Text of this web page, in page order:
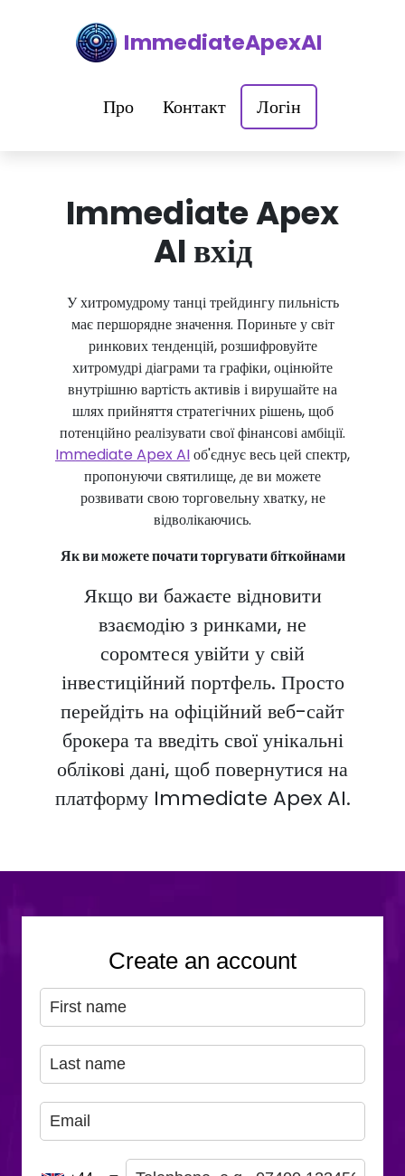
ImmediateApexAI
Про Контакт Логін
Immediate Apex
AI вхід
У хитромудрому танці трейдингу пильність
має першорядне значення. Пориньте у світ
ринкових тенденцій, розшифровуйте
хитромудрі діаграми та графіки, оцінюйте
внутрішню вартість активів і вирушайте на
шлях прийняття стратегічних рішень, щоб
потенційно реалізувати свої фінансові амбіції.
Immediate Apex AIоб'єднує весь цей спектр,
пропонуючи святилище, де ви можете
розвивати свою торговельну хватку, не
відволікаючись.
Як ви можете почати торгувати біткойнами
Якщо ви бажаєте відновити
взаємодію з ринками, не
соромтеся увійти у свій
інвестиційний портфель. Просто
перейдіть на офіційний веб-сайт
брокера та введіть свої унікальні
облікові дані, щоб повернутися на
платформу Immediate Apex AI.